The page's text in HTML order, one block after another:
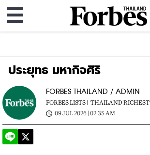
ประยุทธ มหากิจศิริ
FORBES THAILAND / ADMIN
FORBES LISTS |
THAILAND RICHEST
09 JUL 2026 | 02:35 AM